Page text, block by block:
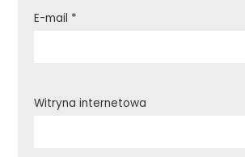
E-mail *
Witryna internetowa